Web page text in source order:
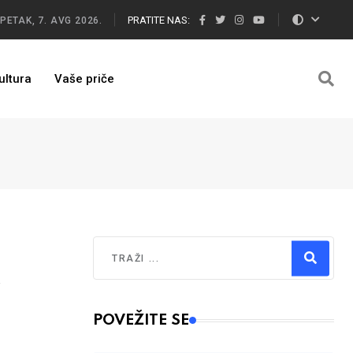
PETAK, 7. AVG 2026. PRATITE NAS:
Vaše priče
Type 2 or more characters for results.
POVEŽITE SE